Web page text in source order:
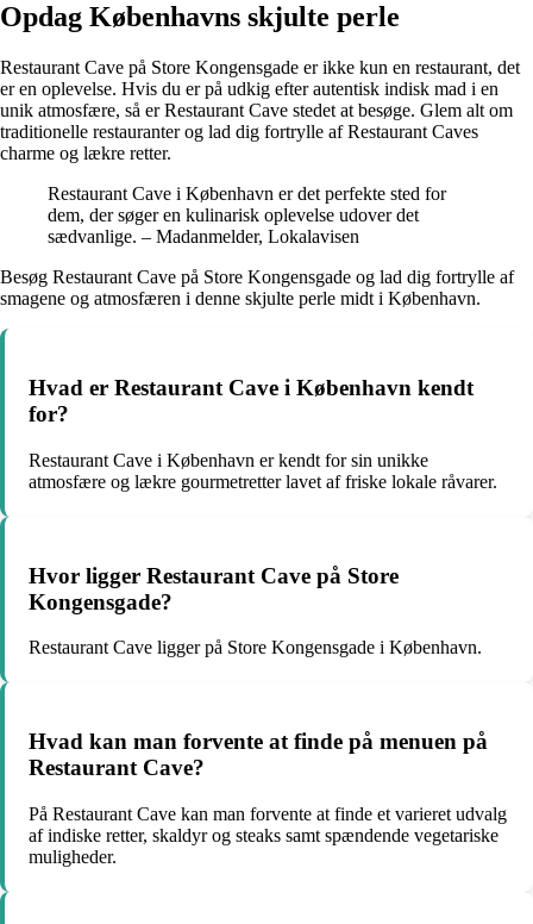
Opdag Københavns skjulte perle
Restaurant Cave på Store Kongensgade er ikke kun en restaurant, det
er en oplevelse. Hvis du er på udkig efter autentisk indisk mad i en
unik atmosfære, så er Restaurant Cave stedet at besøge. Glem alt om
traditionelle restauranter og lad dig fortrylle af Restaurant Caves
charme og lækre retter.
Restaurant Cave i København er det perfekte sted for
dem, der søger en kulinarisk oplevelse udover det
sædvanlige. – Madanmelder, Lokalavisen
Besøg Restaurant Cave på Store Kongensgade og lad dig fortrylle af
smagene og atmosfæren i denne skjulte perle midt i København.
Hvad er Restaurant Cave i København kendt
for?
Restaurant Cave i København er kendt for sin unikke
atmosfære og lækre gourmetretter lavet af friske lokale råvarer.
Hvor ligger Restaurant Cave på Store
Kongensgade?
Restaurant Cave ligger på Store Kongensgade i København.
Hvad kan man forvente at finde på menuen på
Restaurant Cave?
På Restaurant Cave kan man forvente at finde et varieret udvalg
af indiske retter, skaldyr og steaks samt spændende vegetariske
muligheder.